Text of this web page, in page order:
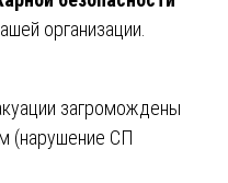
организации.
загромождены
(нарушение СП